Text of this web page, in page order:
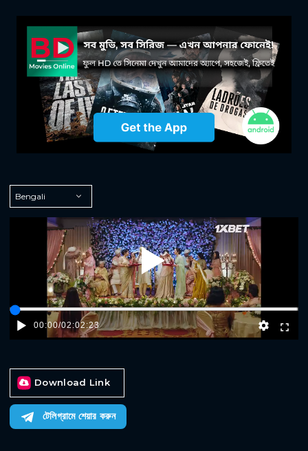
Play
00:00/02:02:23
Download Link
টেলিগ্রামে শেয়ার করুন